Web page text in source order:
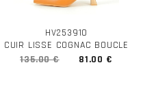
HV253910
CUIR LISSE COGNAC BOUCLE
135.00 €
81.00 €